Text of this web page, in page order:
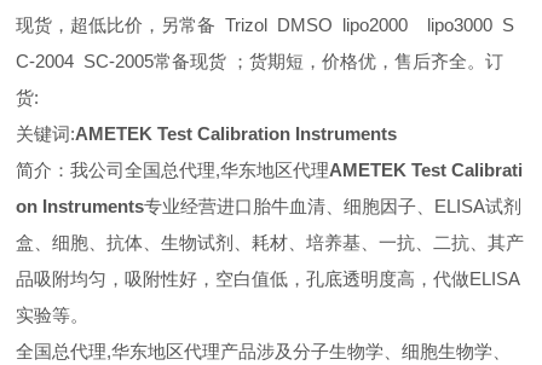
现货，超低比价，另常备 Trizol DMSO lipo2000 lipo3000 S
C-2004 SC-2005常备现货 ；货期短，价格优，售后齐全。订
货:
关键词:AMETEK Test Calibration Instruments
简介：我公司全国总代理,华东地区代理AMETEK Test Calibrati
on Instruments专业经营进口胎牛血清、细胞因子、ELISA试剂
盒、细胞、抗体、生物试剂、耗材、培养基、一抗、二抗、其产
品吸附均匀，吸附性好，空白值低，孔底透明度高，代做ELISA
实验等。
全国总代理,华东地区代理产品涉及分子生物学、细胞生物学、